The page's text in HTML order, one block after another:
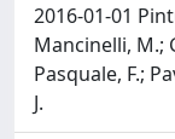
2016-01-01
Mancinelli, M.;
Pasquale, F.;
J.